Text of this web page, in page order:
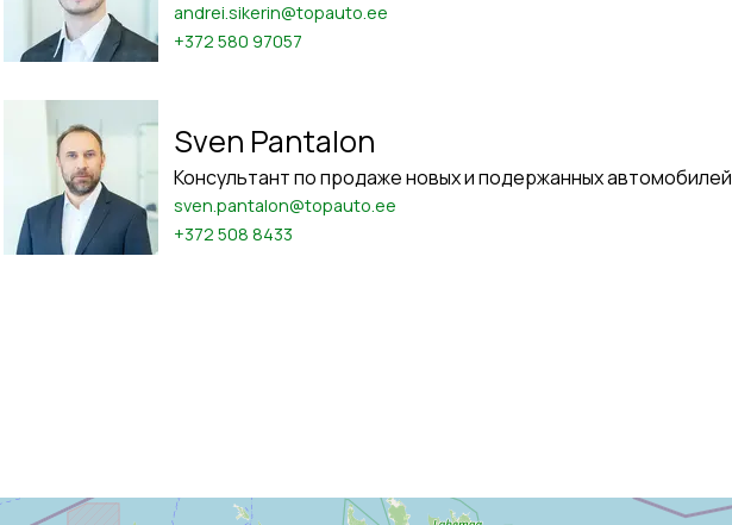
andrei.sikerin@topauto.ee
+372 580 97057
Sven Pantalon
Консультант по продаже новых и подержанных автомобилей
sven.pantalon@topauto.ee
+372 508 8433